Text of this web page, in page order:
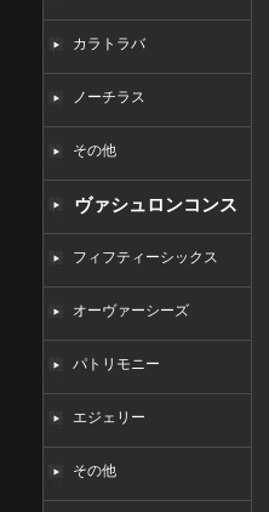
カラトラバ
ノーチラス
その他
ヴァシュロンコンス
タンタンコピー
フィフティーシックス
オーヴァーシーズ
パトリモニー
エジェリー
その他